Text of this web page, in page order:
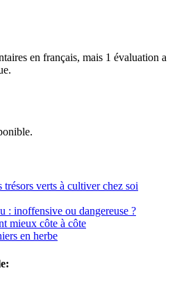
en français, mais 1 évaluation a
trésors verts à cultiver chez soi
: inoffensive ou dangereuse ?
mieux côte à côte
en herbe